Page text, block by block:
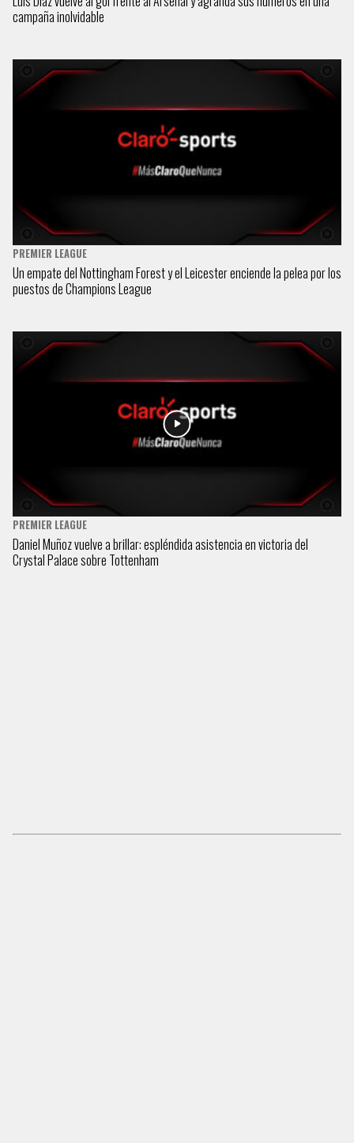
campaña inolvidable
PREMIER LEAGUE
Un empate del Nottingham Forest y el Leicester enciende la pelea por los
puestos de Champions League
PREMIER LEAGUE
Daniel Muñoz vuelve a brillar: espléndida asistencia en victoria del
Crystal Palace sobre Tottenham